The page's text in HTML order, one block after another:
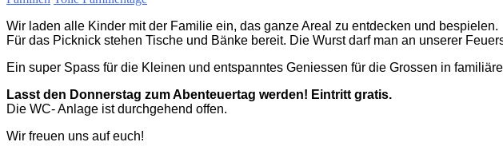
Wir laden alle Kinder mit der Familie ein, das ganze Areal zu entdecken und bespielen.
Für das Picknick stehen Tische und Bänke bereit. Die Wurst darf man an unserer
Ein super Spass für die Kleinen und entspanntes Geniessen für die Grossen in
Lasst den Donnerstag zum Abenteuertag werden! Eintritt gratis.
Die WC- Anlage ist durchgehend offen.
Wir freuen uns auf euch!